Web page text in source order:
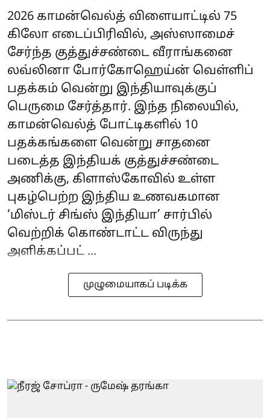
2026 காமன்வெல்த் விளையாட்டில் 75
கிலோ எடைப்பிரிவில், அஸ்ஸாமைச்
சேர்ந்த குத்துச்சண்டை வீராங்கனை
லவ்லினா போர்கோஹெய்ன் வெள்ளிப்
பதக்கம் வென்று இந்தியாவுக்குப்
பெருமை சேர்த்தார். இந்த நிலையில்,
காமன்வெல்த் போட்டிகளில் 10
பதக்கங்களை வென்று சாதனை
படைத்த இந்தியக் குத்துச்சண்டை
அணிக்கு, கிளாஸ்கோவில் உள்ள
புகழ்பெற்ற இந்திய உணவகமான
‘மிஸ்டர் சிங்ஸ் இந்தியா’ சார்பில்
வெற்றிக் கொண்டாட்ட விருந்து
அளிக்கப்பட் ...
முழுமையாகப் படிக்க